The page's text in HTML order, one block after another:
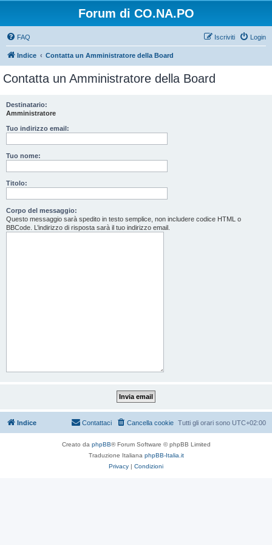
Forum di CO.NA.PO
FAQ Login
Iscriviti
Indice Contatta un Amministratore della Board
Contatta un Amministratore della Board
Destinatario:
Amministratore
Tuo indirizzo email:
Tuo nome:
Titolo:
Corpo del messaggio:
Questo messaggio sarà spedito in testo semplice, non includere codice HTML o
BBCode. L’indirizzo di risposta sarà il tuo indirizzo email.
Indice Tutti gli orari sono UTC+02:00
Cancella cookie
Contattaci
Creato da phpBB® Forum Software © phpBB Limited
Traduzione Italiana phpBB-Italia.it
Privacy | Condizioni